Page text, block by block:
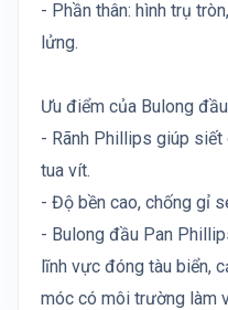
- Phần thân: hình trụ
lửng.
Ưu điểm của Bulong
- Rãnh Phillips giúp
tua vít.
- Độ bền cao, chống gỉ
- Bulong đầu Pan
lĩnh vực đóng tàu biển,
móc có môi trường làm